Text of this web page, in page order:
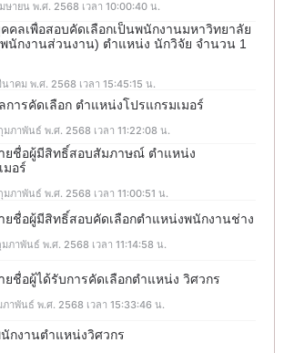
ษายน พ.ศ. 2568 เวลา 10:00:40 น.
คลเพื่อสอบคัดเลือกเป็นพนักงานมหาวิทยาลัย
นักงานส่วนงาน) ตำแหน่ง นักวิจัย จำนวน 1
าคม พ.ศ. 2568 เวลา 15:45:15 น.
การคัดเลือก ตำแหน่งโปรแกรมเมอร์
ภาพันธ์ พ.ศ. 2568 เวลา 11:22:08 น.
ยชื่อผู้มีสิทธิ์สอบสัมภาษณ์ ตำแหน่ง
มอร์
ภาพันธ์ พ.ศ. 2568 เวลา 11:00:51 น.
ยชื่อผู้มีสิทธิ์สอบคัดเลือกตำแหน่งพนักงานช่าง
ภาพันธ์ พ.ศ. 2568 เวลา 11:14:58 น.
ยชื่อผู้ได้รับการคัดเลือกตำแหน่ง วิศวกร
าพันธ์ พ.ศ. 2568 เวลา 15:33:46 น.
กงานตำแหน่งวิศวกร